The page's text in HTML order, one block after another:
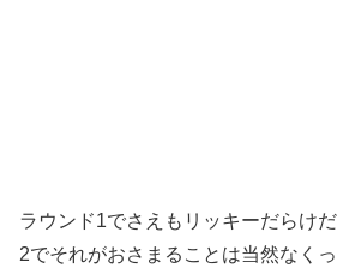
ラウンド1でさえもリッキーだらけ
2でそれがおさまることは当然なく